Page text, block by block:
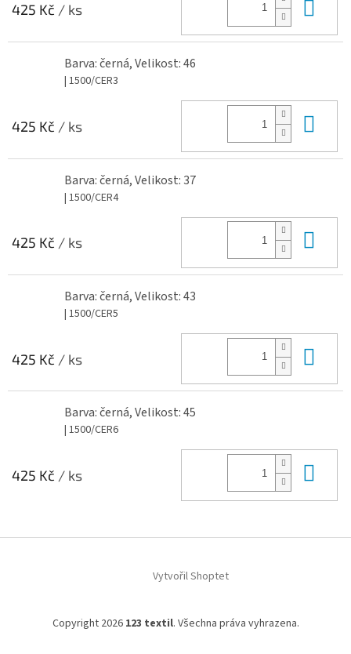
425 Kč / ks
Barva: černá, Velikost: 46
| 1500/CER3
425 Kč / ks
Barva: černá, Velikost: 37
| 1500/CER4
425 Kč / ks
Barva: černá, Velikost: 43
| 1500/CER5
425 Kč / ks
Barva: černá, Velikost: 45
| 1500/CER6
425 Kč / ks
Vytvořil Shoptet
Copyright 2026 123 textil. Všechna práva vyhrazena.